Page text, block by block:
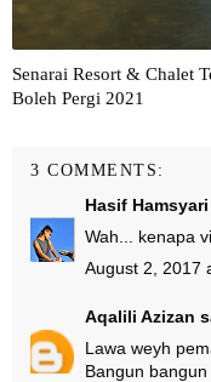
Senarai Resort & Chalet
Boleh Pergi 2021
3 COMMENTS:
Hasif Hamsyari
Wah... kenapa
August 2, 2017
Aqalili Azizan
Lawa weyh
Bangun bangun